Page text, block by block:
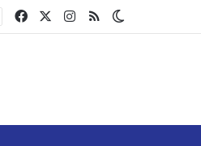
FacebookInstagram
RSS